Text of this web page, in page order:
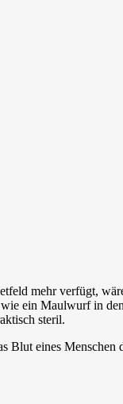
mehr verfügt,
ein Maulwurf in
steril.
Blut eines